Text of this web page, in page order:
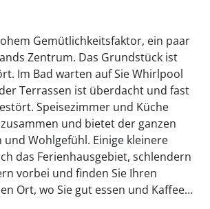
Gemütlichkeitsfaktor, ein paar
Zentrum. Das Grundstück ist
Im Bad warten auf Sie Whirlpool
Terrassen ist überdacht und fast
Speisezimmer und Küche
und bietet der ganzen
und Wohlgefühl. Einige kleinere
das Ferienhausgebiet, schlendern
vorbei und finden Sie Ihren
Ort, wo Sie gut essen und Kaffee